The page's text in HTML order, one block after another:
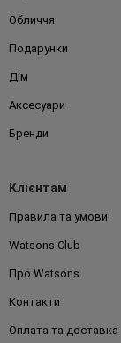
Обличчя
Подарунки
Дім
Аксесуари
Бренди
Клієнтам
Правила та умови
Watsons Club
Про Watsons
Контакти
Оплата та доставка